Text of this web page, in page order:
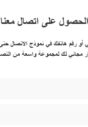
الحصول على اتصال معنا
أو رقم هاتفك في نموذج
مجاني لك لمجموعة واسعة من